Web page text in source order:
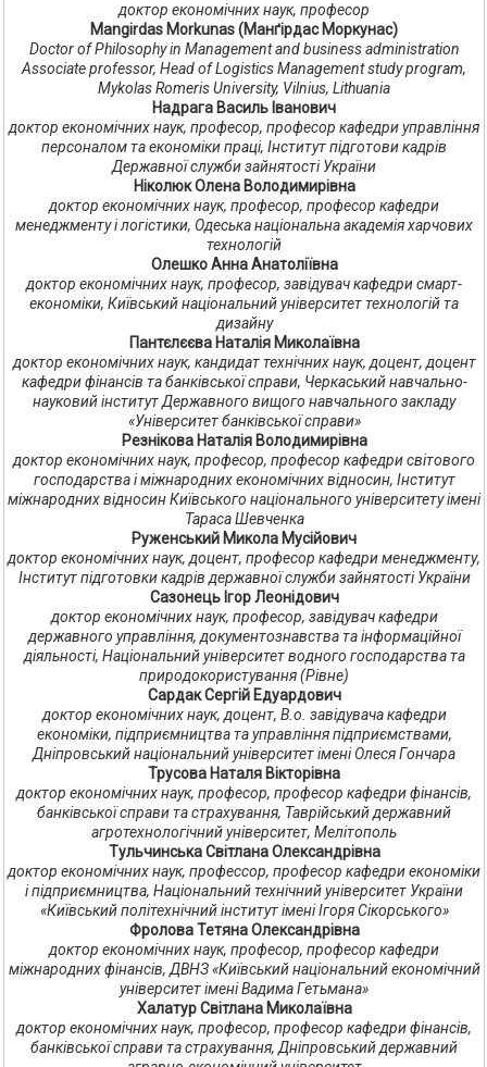
доктор економічних наук, професор
Mangirdas Morkunas (Манґірдас Моркунас)
Doctor of Philosophy in Management and business administration
Associate professor, Head of Logistics Management study program,
Mykolas Romeris University, Vilnius, Lithuania
Надрага Василь Іванович
доктор економічних наук, професор, професор кафедри управління
персоналом та економіки праці, Інститут підготови кадрів
Державної служби зайнятості України
Ніколюк Олена Володимирівна
доктор економічних наук, професор, професор кафедри
менеджменту і логістики, Одеська національна академія харчових
технологій
Олешко Анна Анатоліївна
доктор економічних наук, професор, завідувач кафедри смарт-
економіки, Київський національний університет технологій та
дизайну
Пантєлєєва Наталія Миколаївна
доктор економічних наук, кандидат технічних наук, доцент, доцент
кафедри фінансів та банківської справи, Черкаський навчально-
науковий інститут Державного вищого навчального закладу
«Університет банківської справи»
Резнікова Наталія Володимирівна
доктор економічних наук, професор, професор кафедри світового
господарства і міжнародних економічних відносин, Інститут
міжнародних відносин Київського національного університету імені
Тараса Шевченка
Руженський Микола Мусійович
доктор економічних наук, доцент, професор кафедри менеджменту,
Інститут підготовки кадрів державної служби зайнятості України
Сазонець Ігор Леонідович
доктор економічних наук, професор, завідувач кафедри
державного управління, документознавства та інформаційної
діяльності, Національний університет водного господарства та
природокористування (Рівне)
Сардак Сергій Едуардович
доктор економічних наук, доцент, В.о. завідувача кафедри
економіки, підприємництва та управління підприємствами,
Дніпровський національний університет імені Олеся Гончара
Трусова Наталя Вікторівна
доктор економічних наук, професор, професор кафедри фінансів,
банківської справи та страхування, Таврійський державний
агротехнологічний університет, Мелітополь
Тульчинська Світлана Олександрівна
доктор економічних наук, профессор, професор кафедри економіки
і підприємництва, Національний технічний університет України
«Київський політехнічний інститут імені Ігоря Сікорського»
Фролова Тетяна Олександрівна
доктор економічних наук, професор, професор кафедри
міжнародних фінансів, ДВНЗ «Київський національний економічний
університет імені Вадима Гетьмана»
Халатур Світлана Миколаївна
доктор економічних наук, професор, професор кафедри фінансів,
банківської справи та страхування, Дніпровський державний